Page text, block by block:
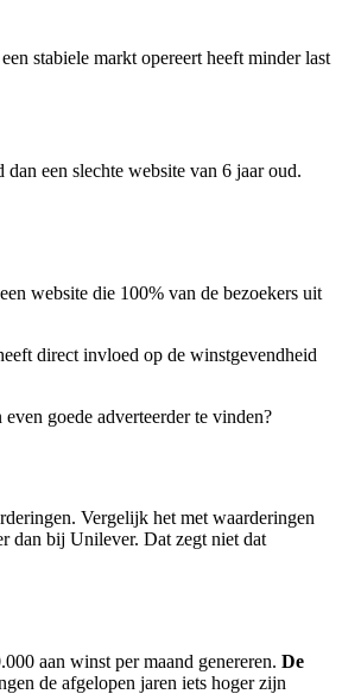
stabiele markt opereert heeft minder last
een slechte website van 6 jaar oud.
website die 100% van de bezoekers uit
direct invloed op de winstgevendheid
goede adverteerder te vinden?
Vergelijk het met waarderingen
dan bij Unilever. Dat zegt niet dat
aan winst per maand genereren. De
de afgelopen jaren iets hoger zijn